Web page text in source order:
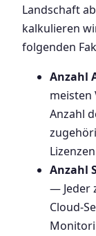
Landschaft
kalkulieren
folgenden
Anzahl
meisten
Anzahl
Anzahl
— Jeder
Cloud-